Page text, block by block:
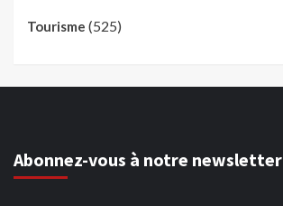
Tourisme (525)
Abonnez-vous à notre newsletter